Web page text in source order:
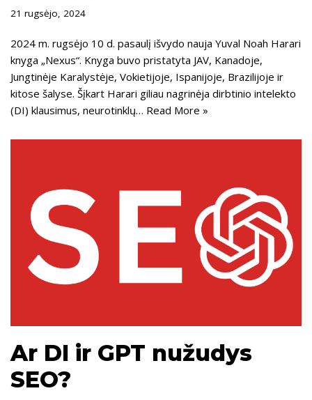
21 rugsėjo, 2024
2024 m. rugsėjo 10 d. pasaulį išvydo nauja Yuval Noah Harari
knyga „Nexus“. Knyga buvo pristatyta JAV, Kanadoje,
Jungtinėje Karalystėje, Vokietijoje, Ispanijoje, Brazilijoje ir
kitose šalyse. Šįkart Harari giliau nagrinėja dirbtinio intelekto
(DI) klausimus, neurotinklų… Read More »
Ar DI ir GPT nužudys
SEO?